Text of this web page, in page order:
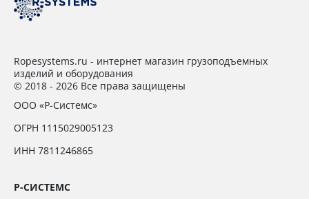
Ropesystems.ru - интернет магазин грузоподъемных
изделий и оборудования
© 2018 - 2026 Все права защищены
ООО «Р-Системс»
ОГРН 1115029005123
ИНН 7811246865
Р-СИСТЕМС